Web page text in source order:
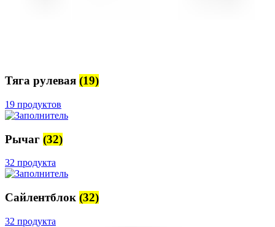
Тяга рулевая (19)
19 продуктов
Рычаг (32)
32 продукта
Сайлентблок (32)
32 продукта